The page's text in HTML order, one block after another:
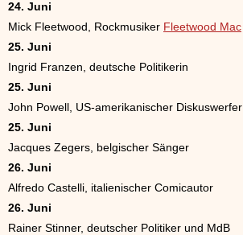
24. Juni
Mick Fleetwood, Rockmusiker Fleetwood Mac
25. Juni
Ingrid Franzen, deutsche Politikerin
25. Juni
John Powell, US-amerikanischer Diskuswerfer
25. Juni
Jacques Zegers, belgischer Sänger
26. Juni
Alfredo Castelli, italienischer Comicautor
26. Juni
Rainer Stinner, deutscher Politiker und MdB